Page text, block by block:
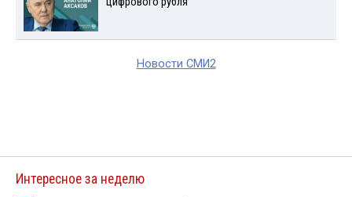
Новости СМИ2
Интересное за неделю